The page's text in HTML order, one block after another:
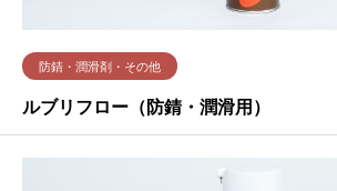
防錆・潤滑剤・その他
ルブリフロー（防錆・潤滑用）